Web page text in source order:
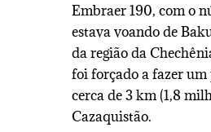
Embraer 190, com o
estava voando de
da região da
foi forçado a fazer um
cerca de 3 km (1,8
Cazaquistão.